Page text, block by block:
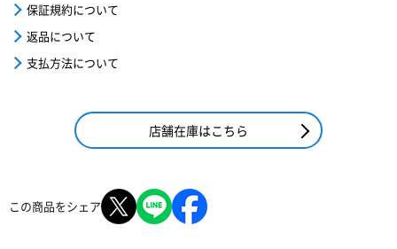
保証規約について
返品について
支払方法について
店舗在庫はこちら
この商品をシェア